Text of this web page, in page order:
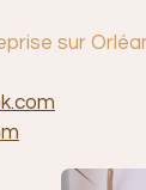
sur